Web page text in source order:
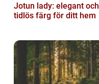
Jotun lady: elegant och
tidlös färg för ditt hem